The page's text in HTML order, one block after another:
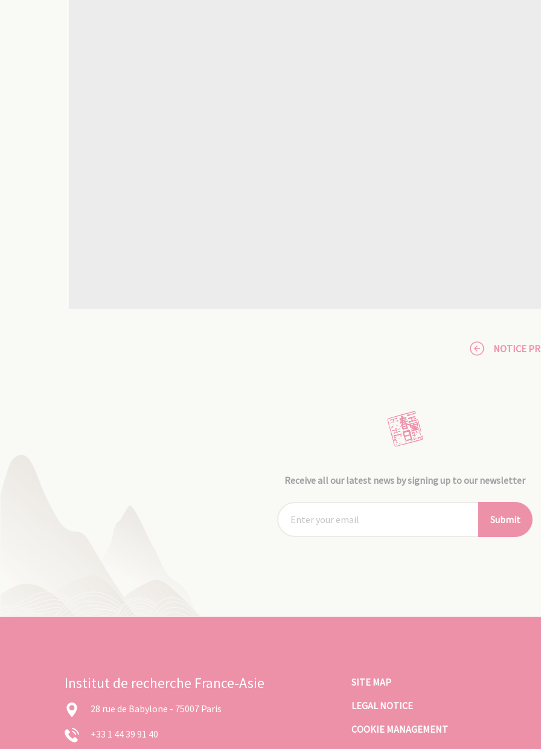
NOTICE
Receive all our latest news by signing up to our newsletter
Submit
Institut de recherche France-Asie
28 rue de Babylone - 75007 Paris
+33 1 44 39 91 40
SITE MAP
LEGAL NOTICE
COOKIE MANAGEMENT